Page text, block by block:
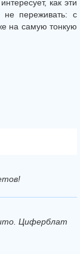
как эти
не переживать: с
на самую тонкую
Циферблат